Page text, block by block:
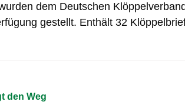
dem Deutschen
gestellt. Enthält 32
den Weg